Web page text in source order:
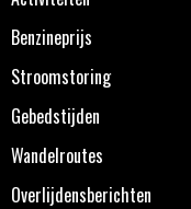
Benzineprijs
Stroomstoring
Gebedstijden
Wandelroutes
Overlijdensberichten